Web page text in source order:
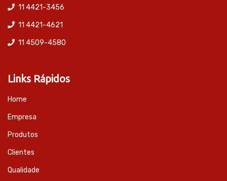
11 4421-3456
11 4421-4621
11 4509-4580
Links Rápidos
Home
Empresa
Produtos
Clientes
Qualidade